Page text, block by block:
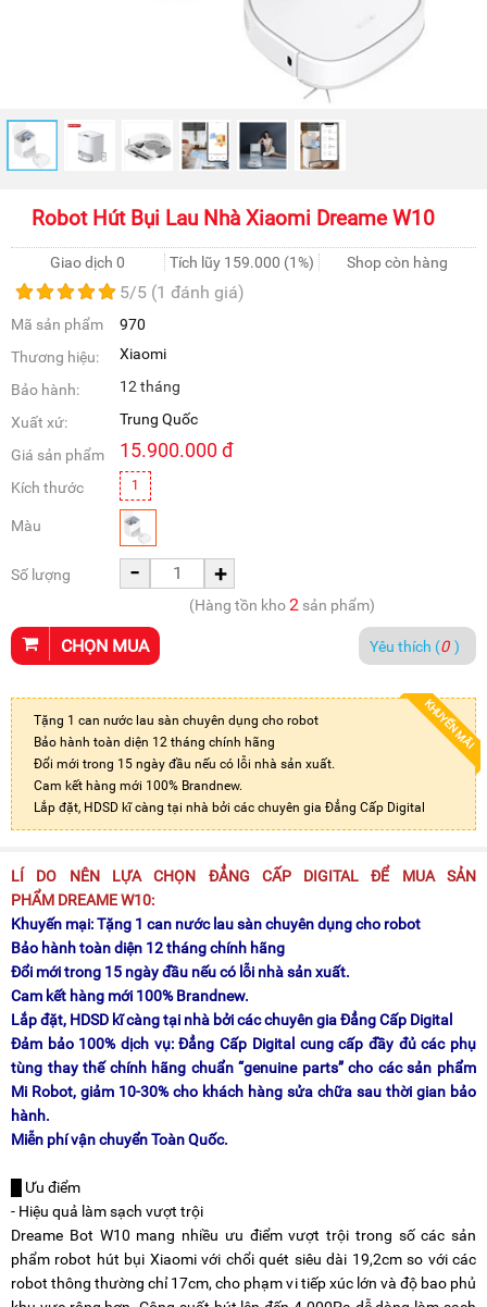
Robot Hút Bụi Lau Nhà Xiaomi Dreame W10
Giao dịch 0 Tích lũy 159.000 (1%) Shop còn hàng
5/5 (1 đánh giá)
Mã sản phẩm
970
Thương hiệu:
Xiaomi
Bảo hành: 12 tháng
Xuất xứ: Trung Quốc
Giá sản phẩm 15.900.000 đ
Kích thước 1
Màu
Số lượng - +
(Hàng tồn kho2 sản phẩm)
CHỌN MUA Yêu thích (0 )
KHUYẾN MÃI
Tặng 1 can nước lau sàn chuyên dụng cho robot
Bảo hành toàn diện 12 tháng chính hãng
Đổi mới trong 15 ngày đầu nếu có lỗi nhà sản xuất.
Cam kết hàng mới 100% Brandnew.
Lắp đặt, HDSD kĩ càng tại nhà bởi các chuyên gia Đẳng Cấp Digital
LÍ DO NÊN LỰA CHỌN ĐẲNG CẤP DIGITAL ĐỂ MUA SẢN
PHẨM DREAME W10:
Khuyến mại: Tặng 1 can nước lau sàn chuyên dụng cho robot
Bảo hành toàn diện 12 tháng chính hãng
Đổi mới trong 15 ngày đầu nếu có lỗi nhà sản xuất.
Cam kết hàng mới 100% Brandnew.
Lắp đặt, HDSD kĩ càng tại nhà bởi các chuyên gia Đẳng Cấp Digital
Đảm bảo 100% dịch vụ: Đẳng Cấp Digital cung cấp đầy đủ các phụ
tùng thay thế chính hãng chuẩn “genuine parts” cho các sản phẩm
Mi Robot, giảm 10-30% cho khách hàng sửa chữa sau thời gian bảo
hành.
Miễn phí vận chuyển Toàn Quốc.
█ Ưu điểm
- Hiệu quả làm sạch vượt trội
Dreame Bot W10 mang nhiều ưu điểm vượt trội trong số các sản
phẩm robot hút bụi Xiaomi với chổi quét siêu dài 19,2cm so với các
robot thông thường chỉ 17cm, cho phạm vi tiếp xúc lớn và độ bao phủ